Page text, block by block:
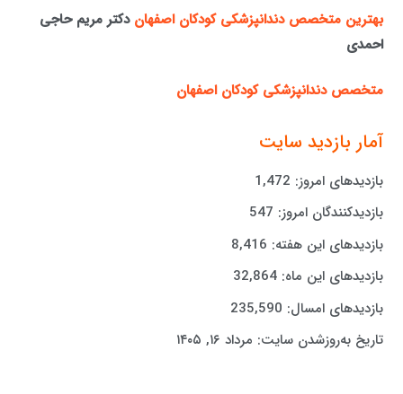
بهترین متخصص دندانپزشکی کودکان اصفهان دکتر مریم حاجی
احمدی
متخصص دندانپزشکی کودکان اصفهان
آمار بازدید سایت
بازدیدهای امروز: 1,472
بازدیدکنندگان امروز: 547
بازدیدهای این هفته: 8,416
بازدیدهای این ماه:32,864
بازدیدهای امسال: 235,590
تاریخ به‌روزشدن سایت: مرداد ۱۶, ۱۴۰۵